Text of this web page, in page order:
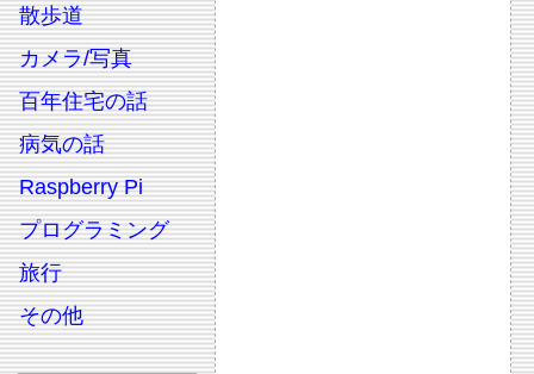
散歩道
カメラ/写真
百年住宅の話
病気の話
Raspberry Pi
プログラミング
旅行
その他